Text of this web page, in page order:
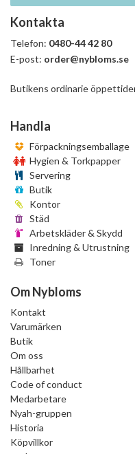
Kontakta
Telefon: 0480-44 42 80
E-post: order@nybloms.se
Butikens ordinarie
Handla
Förpackningsemballage
Hygien & Torkpapper
Servering
Butik
Kontor
Städ
Arbetskläder & Skydd
Inredning & Utrustning
Toner
Om Nybloms
Kontakt
Varumärken
Butik
Om oss
Hållbarhet
Code of conduct
Medarbetare
Nyah-gruppen
Historia
Köpvillkor